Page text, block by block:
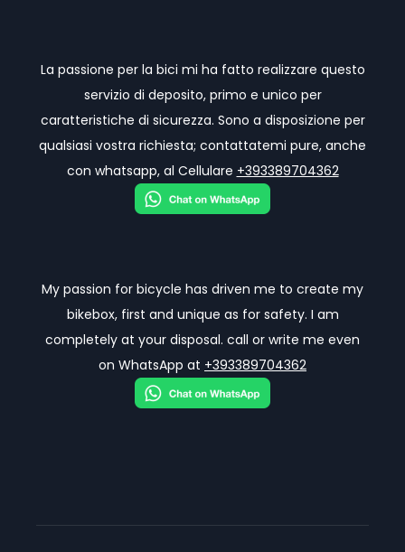
La passione per la bici mi ha fatto realizzare questo
servizio di deposito, primo e unico per
caratteristiche di sicurezza. Sono a disposizione per
qualsiasi vostra richiesta; contattatemi pure, anche
con whatsapp, al Cellulare +393389704362
My passion for bicycle has driven me to create my
bikebox, first and unique as for safety. I am
completely at your disposal. call or write me even
on WhatsApp at +393389704362